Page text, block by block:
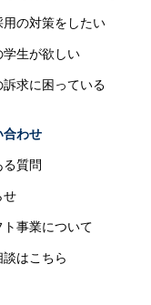
用の対策をしたい
学生が欲しい
訴求に困っている
合わせ
る質問
せ
ト事業について
談はこちら